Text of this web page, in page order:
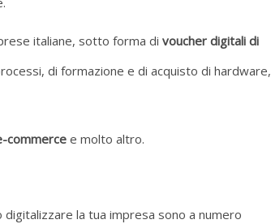
italiane, sotto forma di voucher digitali di
di formazione e di acquisto di hardware,
commercee molto altro.
digitalizzare la tua impresa sono a numero